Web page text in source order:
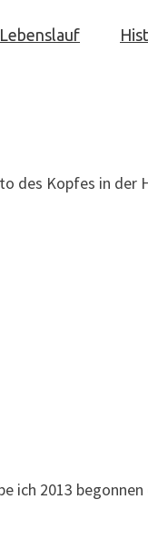
Lebenslauf
des Kopfes in
ich 2013